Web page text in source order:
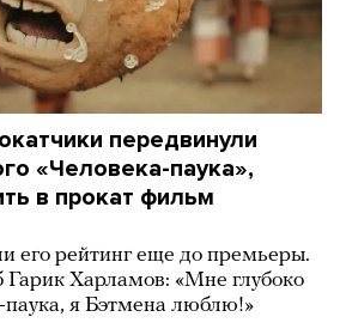
передвинули
«Человека-паука»,
в прокат фильм
его рейтинг еще до премьеры.
Харламов: «Мне глубоко
я Бэтмена люблю!»